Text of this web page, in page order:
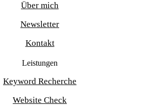
Über mich
Newsletter
Kontakt
Leistungen
Keyword Recherche
Website Check